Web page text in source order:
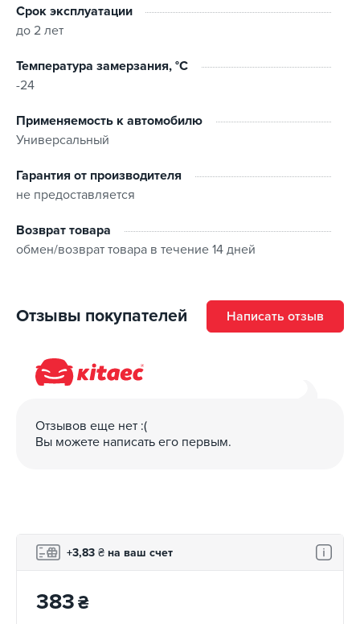
Срок эксплуатации
до 2 лет
Температура замерзания, °C
-24
Применяемость к автомобилю
Универсальный
Гарантия от производителя
не предоставляется
Возврат товара
обмен/возврат товара в течение 14 дней
Отзывы покупателей Написать отзыв
Отзывов еще нет :(
Вы можете написать его первым.
+3,83 ₴ на ваш счет
383₴